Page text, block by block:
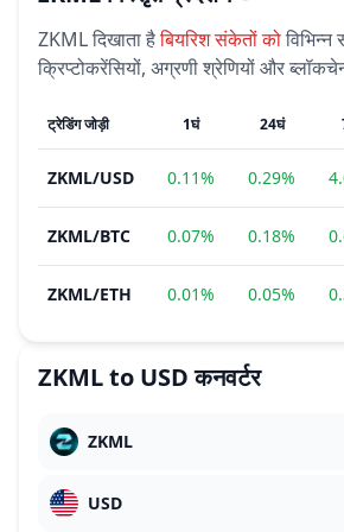
ZKMLदिखाता हैबियरिशसंकेतों कोविभिन्न
क्रिप्टोकरेंसियों, अग्रणी श्रेणियों और
ट्रेडिंग जोड़ी 1घं 24घं
ZKML/USD 0.11% 0.29%
ZKML/BTC 0.07% 0.18%
ZKML/ETH 0.01% 0.05%
ZKMLto USD कनवर्टर
ZKML
USD